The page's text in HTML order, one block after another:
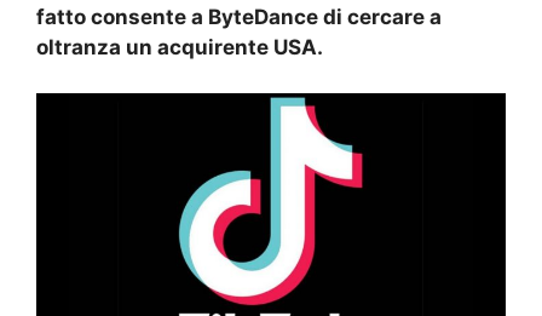
fatto consente a ByteDance di cercare a
oltranza un acquirente USA.